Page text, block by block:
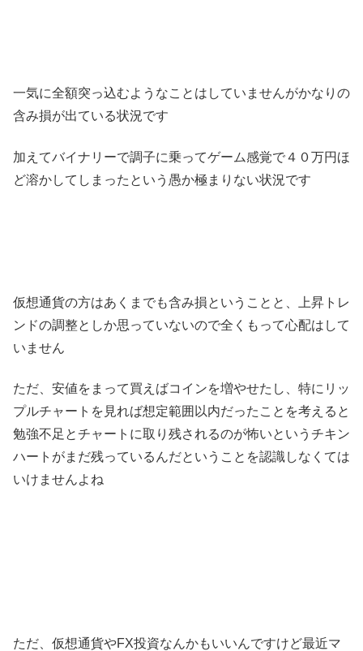
一気に全額突っ込むようなことはしていませんがかなりの
含み損が出ている状況です
加えてバイナリーで調子に乗ってゲーム感覚で４０万円ほ
ど溶かしてしまったという愚か極まりない状況です
仮想通貨の方はあくまでも含み損ということと、上昇トレ
ンドの調整としか思っていないので全くもって心配はして
いません
ただ、安値をまって買えばコインを増やせたし、特にリッ
プルチャートを見れば想定範囲以内だったことを考えると
勉強不足とチャートに取り残されるのが怖いというチキン
ハートがまだ残っているんだということを認識しなくては
いけませんよね
ただ、仮想通貨やFX投資なんかもいいんですけど最近マ